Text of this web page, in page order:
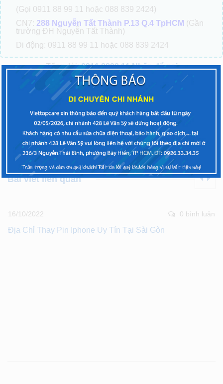
(Gọi 0911 88 99 11 hoặc 088 839 2424)
CN7: 288 Nguyễn Tất Thành P.13 Q.4 TpHCM (Gần
trường ĐH Nguyễn Tất Thành)
Di động: 0911 88 99 11 hoặc 088 839 2424
Tổng đài:0911.8899.11 Nhấp để gọi
(Phím 1: Tư vấn báo giá, Phím 2: Hỏi tình trạng máy, Phím
3: Phản ánh chất lượng)
VIETTOPCARE – TRAO CHẤT LƯỢNG – NHẬN NIỀM
TIN
Bài trước Bài tiếp theo
Bài viết liên quan
16/10/2022 0 bình luân
Địa Chỉ Thay Pin Iphone Uy Tín Tại Sài Gòn